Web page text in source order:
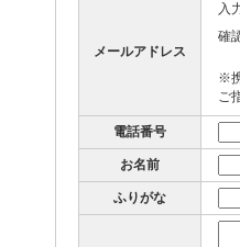
メールアドレス
入
確
※
ご
電話番号
お名前
ふりがな